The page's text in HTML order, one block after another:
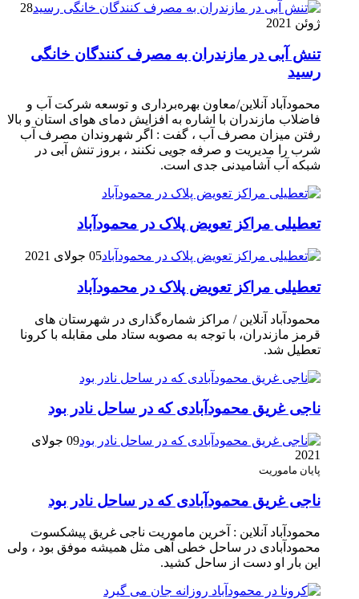
28
ژوئن 2021
تنش آبی در مازندران به مصرف كنندگان خانگی
رسيد
محمودآباد آنلاین/معاون بهره‌برداری و توسعه شرکت آب و
فاضلاب مازندران با اشاره به افزایش دمای هوای استان و بالا
رفتن میزان مصرف آب ، گفت : اگر شهروندان مصرف آب
شرب را مدیریت و صرفه جویی نکنند ، بروز تنش آبی در
شبکه آب آشامیدنی جدی است.
تعطیلی مراکز تعویض پلاک در محمودآباد
05 جولای 2021
تعطیلی مراکز تعویض پلاک در محمودآباد
محمودآباد آنلاین / مراکز شماره‌گذاری در شهر‌ستان های
قرمز مازندران، با توجه به مصوبه ستاد ملی مقابله با کرونا
تعطیل شد.
ناجی غریق محمودآبادی که در ساحل نادر بود
09 جولای
2021
پایان ماموریت
ناجی غریق محمودآبادی که در ساحل نادر بود
محمودآباد آنلاین : آخرین ماموریت ناجی غریق پیشکسوت
محمودآبادی در ساحل خطی آهی مثل همیشه موفق بود ، ولی
این بار او دست از ساحل کشید.